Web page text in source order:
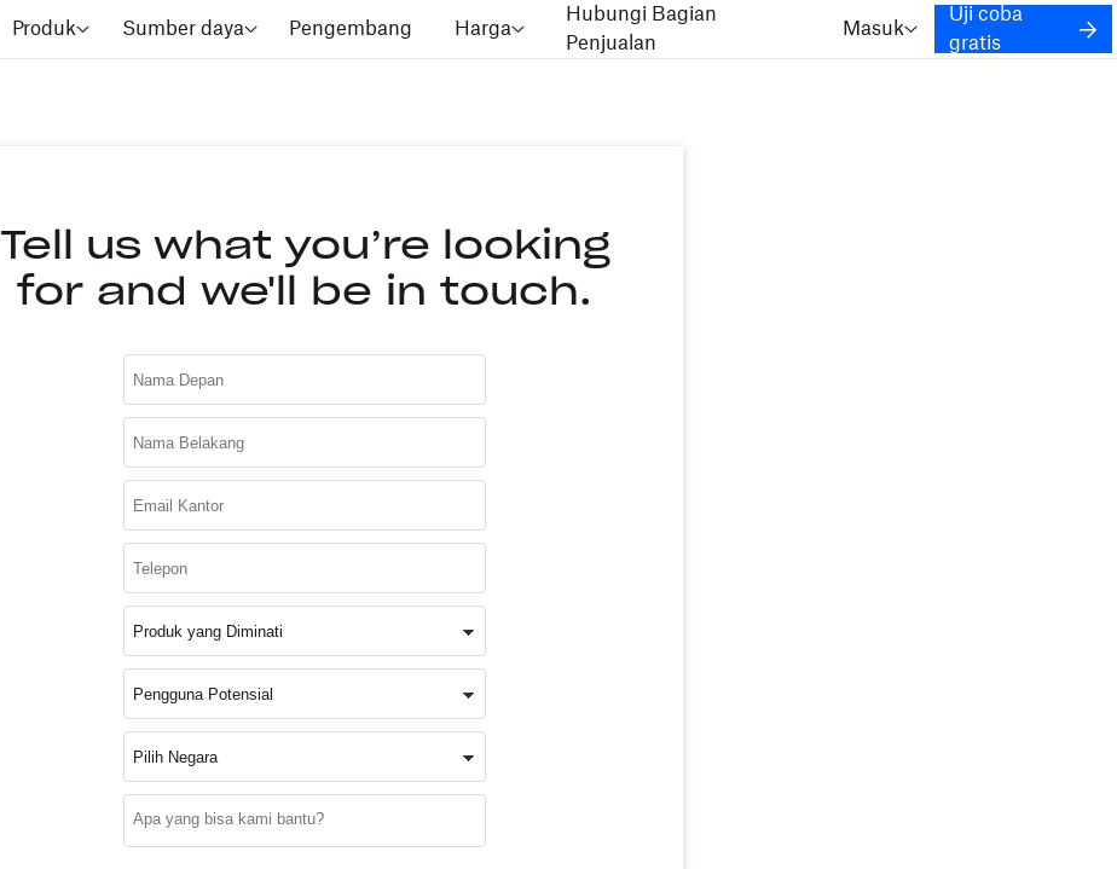
Produk Sumber daya Pengembang Harga
Hubungi Bagian
Penjualan
Masuk
Uji coba
gratis
Tell us what you’re looking
for and we'll be in touch.